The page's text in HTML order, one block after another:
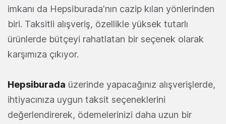
imkanı da Hepsiburada'nın cazip kılan yönlerinden
biri. Taksitli alışveriş, özellikle yüksek tutarlı
ürünlerde bütçeyi rahatlatan bir seçenek olarak
karşımıza çıkıyor.
Hepsiburada üzerinde yapacağınız alışverişlerde,
ihtiyacınıza uygun taksit seçeneklerini
değerlendirerek, ödemelerinizi daha uzun bir